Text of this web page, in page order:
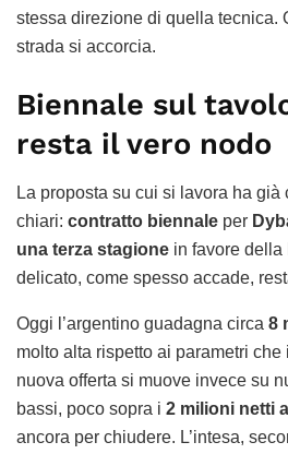
stessa direzione di quella tecnica.
strada si accorcia.
Biennale sul
resta il vero nodo
La proposta su cui si lavora ha già
chiari: contratto biennale per
una terza stagione in favore della
delicato, come spesso accade,
Oggi l’argentino guadagna circa 8
molto alta rispetto ai parametri
nuova offerta si muove invece su
bassi, poco sopra i 2 milioni netti
ancora per chiudere. L’intesa,